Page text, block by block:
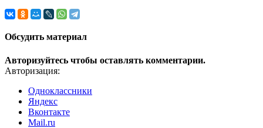
Обсудить материал
Авторизуйтесь чтобы оставлять комментарии.
Авторизация:
Одноклассники
Яндекс
Вконтакте
Mail.ru